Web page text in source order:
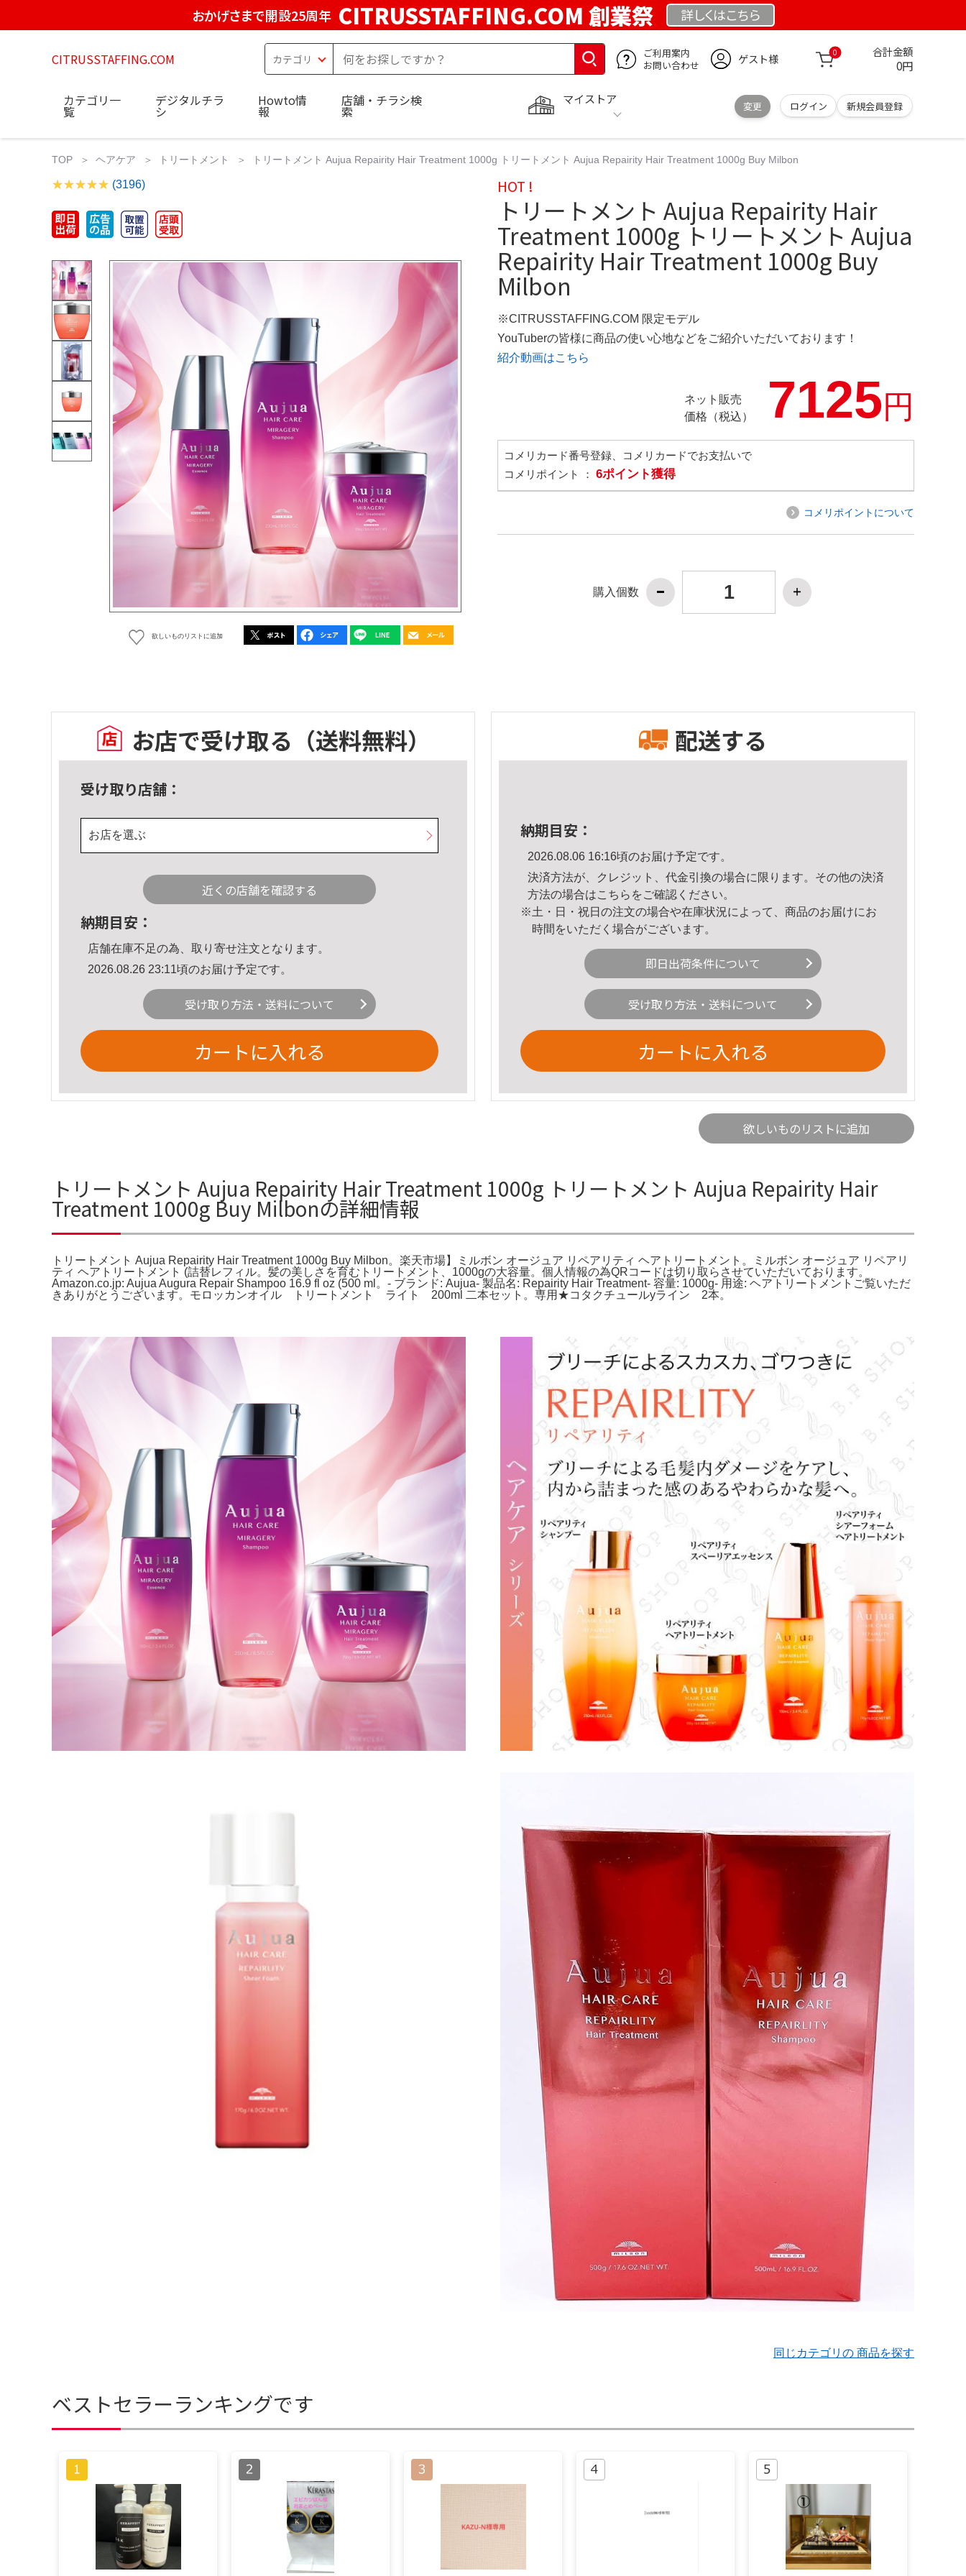
おかげさまで開設25周年 CITRUSSTAFFING.COM 創業祭 詳しくはこちら
CITRUSSTAFFING.COM
ご利用案内
お問い合わせ
ゲスト様 0 合計金額
0円
マイストア
変更 ログイン 新規会員登録
カテゴリ一
覧
デジタルチラ
シ
Howto情
報
店舗・チラシ検
索
TOP ヘアケア トリートメント トリートメント Aujua Repairity Hair Treatment 1000g トリートメント Aujua Repairity Hair Treatment 1000g Buy Milbon
(3196)
欲しいものリストに追加
HOT !
トリートメント Aujua Repairity Hair
Treatment 1000g トリートメント Aujua
Repairity Hair Treatment 1000g Buy
Milbon
※CITRUSSTAFFING.COM 限定モデル
YouTuberの皆様に商品の使い心地などをご紹介いただいております！
紹介動画はこちら
ネット販売
価格（税込）
7125円
コメリカード番号登録、コメリカードでお支払いで
コメリポイント ： 6ポイント獲得
コメリポイントについて
購入個数
お店で受け取る （送料無料）
受け取り店舗：
お店を選ぶ
近くの店舗を確認する
納期目安：
店舗在庫不足の為、取り寄せ注文となります。
2026.08.26 23:11頃のお届け予定です。
受け取り方法・送料について
カートに入れる
配送する
納期目安：
2026.08.06 16:16頃のお届け予定です。
決済方法が、クレジット、代金引換の場合に限ります。その他の決済
方法の場合はこちら をご確認ください。
※土・日・祝日の注文の場合や在庫状況によって、商品のお届けにお
時間をいただく場合がございます。
即日出荷条件について
受け取り方法・送料について
カートに入れる
欲しいものリストに追加
トリートメント Aujua Repairity Hair Treatment 1000g トリートメント Aujua Repairity Hair
Treatment 1000g Buy Milbonの詳細情報
トリートメント Aujua Repairity Hair Treatment 1000g Buy Milbon。楽天市場】ミルボン オージュア リペアリティ ヘアトリートメント。ミルボン オージュア リペアリ
ティ ヘアトリートメント (詰替レフィル。髪の美しさを育むトリートメント、1000gの大容量。個人情報の為QRコードは切り取らさせていただいております。
Amazon.co.jp: Aujua Augura Repair Shampoo 16.9 fl oz (500 ml。- ブランド: Aujua- 製品名: Repairity Hair Treatment- 容量: 1000g- 用途: ヘアトリートメントご覧いただ
きありがとうございます。モロッカンオイル トリートメント ライト 200ml 二本セット。専用★コタクチュールyライン 2本。
同じカテゴリの 商品を探す
ベストセラーランキングです